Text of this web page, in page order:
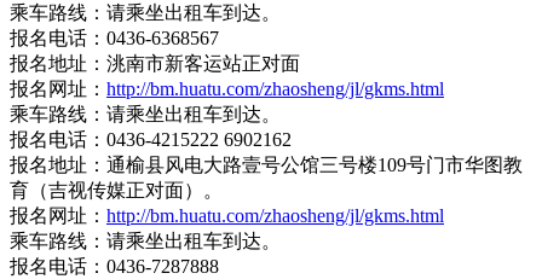
乘车路线：请乘坐出租车到达。
报名电话：0436-6368567
报名地址：洮南市新客运站正对面
报名网址： http://bm.huatu.com/zhaosheng/jl/gkms.html
乘车路线：请乘坐出租车到达。
报名电话：0436-4215222 6902162
报名地址：通榆县风电大路壹号公馆三号楼109号门市华图教
育（吉视传媒正对面）。
报名网址： http://bm.huatu.com/zhaosheng/jl/gkms.html
乘车路线：请乘坐出租车到达。
报名电话：0436-7287888